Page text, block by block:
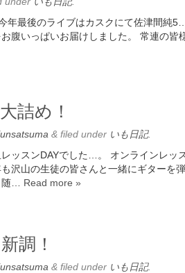
年最後のライブはカスクにて佐津間純
腹いっぱいお届けしました。 常連の皆
詰め！
& filed under いも日記.
ッスンDAYでした…。 オンラインレッ
沢山の生徒の皆さんと一緒にギターを
随… Read more »
調！
& filed under いも日記.